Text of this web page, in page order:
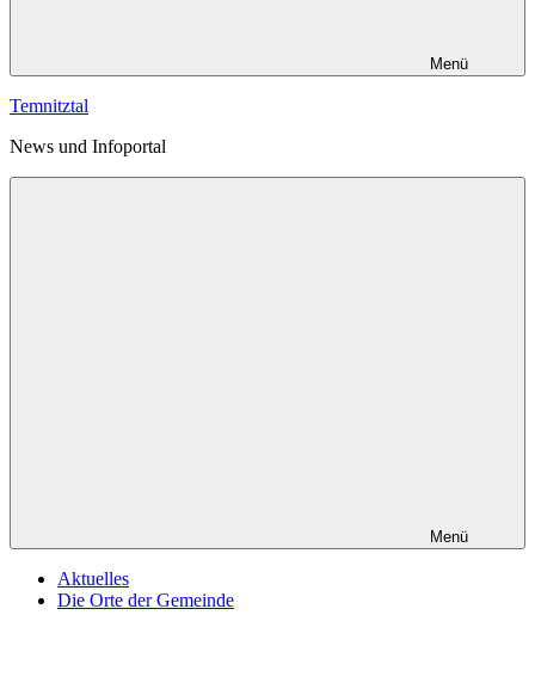
Menü
Temnitztal
News und Infoportal
Menü
Aktuelles
Die Orte der Gemeinde